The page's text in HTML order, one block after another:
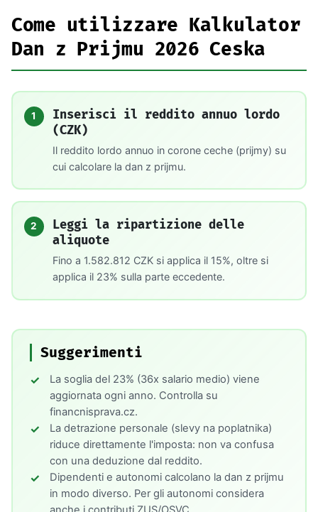
Come utilizzare Kalkulator
Dan z Prijmu 2026 Ceska
1
Inserisci il reddito annuo lordo
(CZK)
Il reddito lordo annuo in corone ceche (prijmy) su
cui calcolare la dan z prijmu.
2
Leggi la ripartizione delle
aliquote
Fino a 1.582.812 CZK si applica il 15%, oltre si
applica il 23% sulla parte eccedente.
Suggerimenti
La soglia del 23% (36x salario medio) viene
aggiornata ogni anno. Controlla su
financnisprava.cz.
La detrazione personale (slevy na poplatnika)
riduce direttamente l'imposta: non va confusa
con una deduzione dal reddito.
Dipendenti e autonomi calcolano la dan z prijmu
in modo diverso. Per gli autonomi considera